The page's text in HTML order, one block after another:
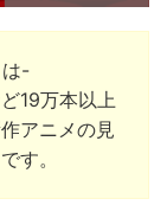
-
19万本以上
アニメの見
す。